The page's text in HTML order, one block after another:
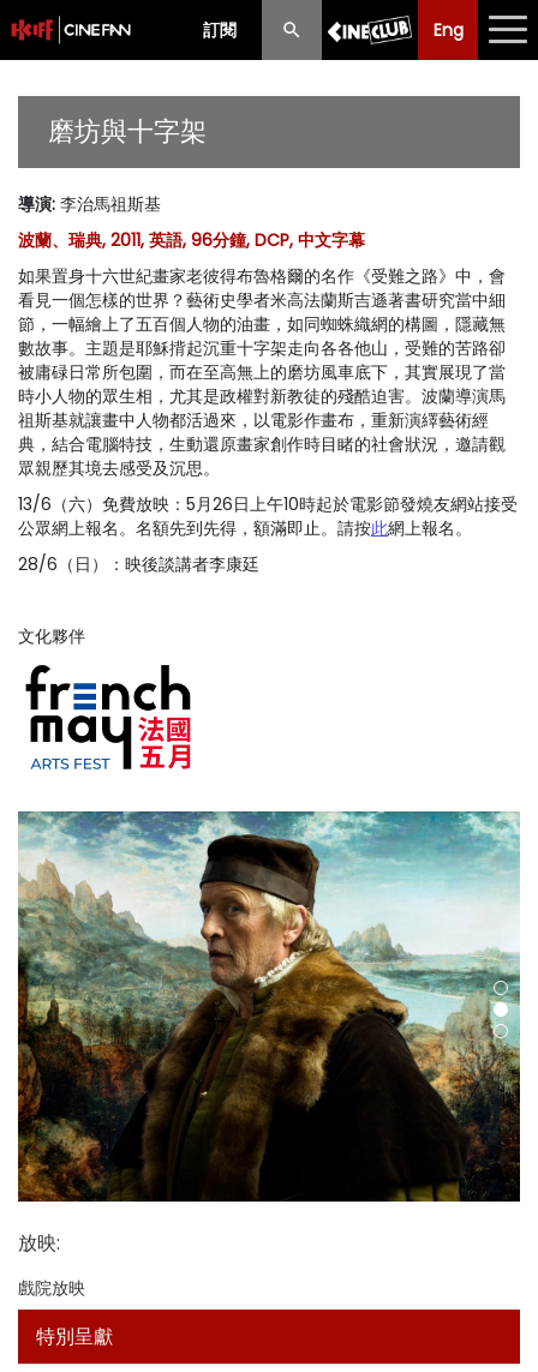
訂閱 Eng
Eng 中文
節目
購票須知
優惠計劃
前期節目
磨坊與十字架
導演: 李治馬祖斯基
波蘭、瑞典, 2011, 英語, 96分鐘, DCP, 中文字幕
如果置身十六世紀畫家老彼得布魯格爾的名作《受難之路》中，會
看見一個怎樣的世界？藝術史學者米高法蘭斯吉遜著書研究當中細
節，一幅繪上了五百個人物的油畫，如同蜘蛛織網的構圖，隱藏無
數故事。主題是耶穌揹起沉重十字架走向各各他山，受難的苦路卻
被庸碌日常所包圍，而在至高無上的磨坊風車底下，其實展現了當
時小人物的眾生相，尤其是政權對新教徒的殘酷迫害。波蘭導演馬
祖斯基就讓畫中人物都活過來，以電影作畫布，重新演繹藝術經
典，結合電腦特技，生動還原畫家創作時目睹的社會狀況，邀請觀
眾親歷其境去感受及沉思。
13/6（六）免費放映：5月26日上午10時起於電影節發燒友網站接受
公眾網上報名。名額先到先得，額滿即止。請按此網上報名。
28/6（日）：映後談講者李康廷
文化夥伴
放映:
戲院放映
特別呈獻